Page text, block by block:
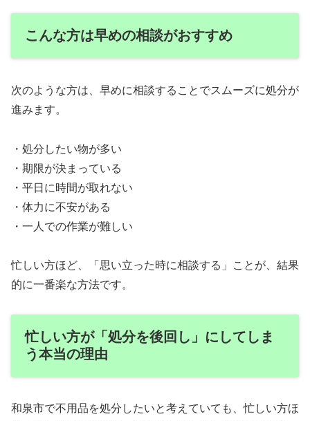
こんな方は早めの相談がおすすめ
次のような方は、早めに相談することでスムーズに処分が
進みます。
・処分したい物が多い
・期限が決まっている
・平日に時間が取れない
・体力に不安がある
・一人での作業が難しい
忙しい方ほど、「思い立った時に相談する」ことが、結果
的に一番楽な方法です。
忙しい方が「処分を後回し」にしてしま
う本当の理由
和泉市で不用品を処分したいと考えていても、忙しい方ほ